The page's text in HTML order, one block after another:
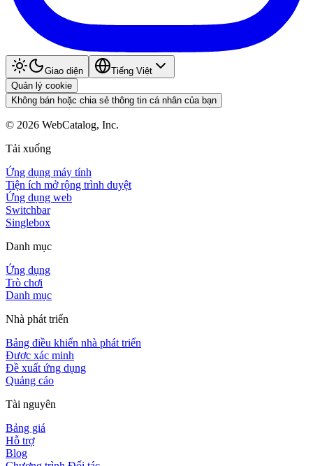
Giao diện
Tiếng Việt
Quản lý cookie
Không bán hoặc chia sẻ thông tin cá nhân của bạn
© 2026 WebCatalog, Inc.
Tải xuống
Ứng dụng máy tính
Tiện ích mở rộng trình duyệt
Ứng dụng web
Switchbar
Singlebox
Danh mục
Ứng dụng
Trò chơi
Danh mục
Nhà phát triển
Bảng điều khiển nhà phát triển
Được xác minh
Đề xuất ứng dụng
Quảng cáo
Tài nguyên
Bảng giá
Hỗ trợ
Blog